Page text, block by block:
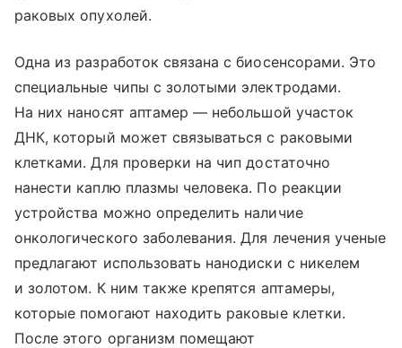
раковых опухолей.
Одна из разработок связана с биосенсорами. Это
специальные чипы с золотыми электродами.
На них наносят аптамер — небольшой участок
ДНК, который может связываться с раковыми
клетками. Для проверки на чип достаточно
нанести каплю плазмы человека. По реакции
устройства можно определить наличие
онкологического заболевания. Для лечения ученые
предлагают использовать нанодиски с никелем
и золотом. К ним также крепятся аптамеры,
которые помогают находить раковые клетки.
После этого организм помещают